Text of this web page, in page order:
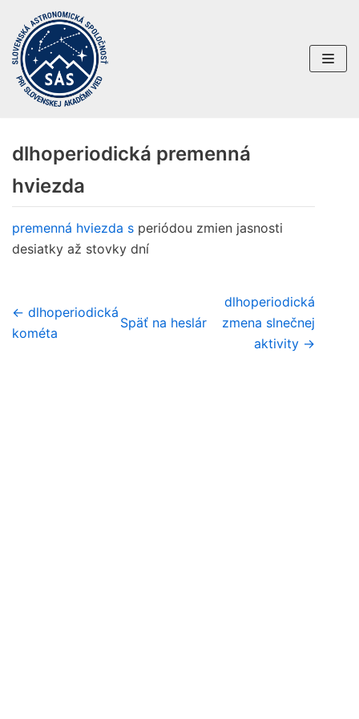
Preskočiť
na
obsah
dlhoperiodická premenná
hviezda
premenná hviezda s periódou zmien jasnosti
desiatky až stovky dní
← dlhoperiodická
kométa
Späť na heslár
dlhoperiodická
zmena slnečnej
aktivity →